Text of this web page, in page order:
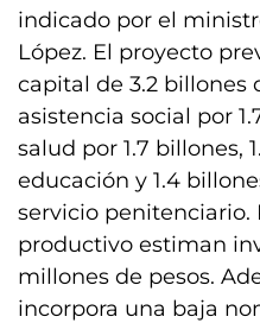
indicado por el
López. El proyecto
capital de 3.2 billones
asistencia social por
salud por 1.7 billones,
educación y 1.4
servicio penitenciario.
productivo estiman
millones de pesos.
incorpora una baja